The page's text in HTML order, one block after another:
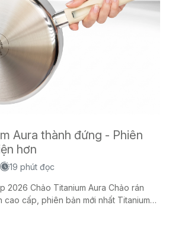
Aura thành đứng - Phiên
hơn
19 phút đọc
2026 Chảo Titanium Aura Chảo rán
cấp, phiên bản mới nhất Titanium